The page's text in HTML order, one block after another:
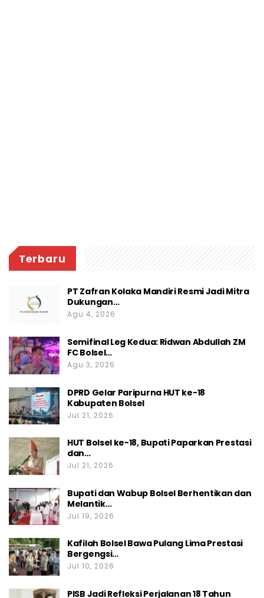
Terbaru
PT Zafran Kolaka Mandiri Resmi Jadi Mitra
Dukungan…
Agu 4, 2026
Semifinal Leg Kedua: Ridwan Abdullah ZM
FC Bolsel…
Agu 3, 2026
DPRD Gelar Paripurna HUT ke-18
Kabupaten Bolsel
Jul 21, 2026
HUT Bolsel ke-18, Bupati Paparkan Prestasi
dan…
Jul 21, 2026
Bupati dan Wabup Bolsel Berhentikan dan
Melantik…
Jul 19, 2026
Kafilah Bolsel Bawa Pulang Lima Prestasi
Bergengsi…
Jul 10, 2026
PISB Jadi Refleksi Perjalanan 18 Tahun